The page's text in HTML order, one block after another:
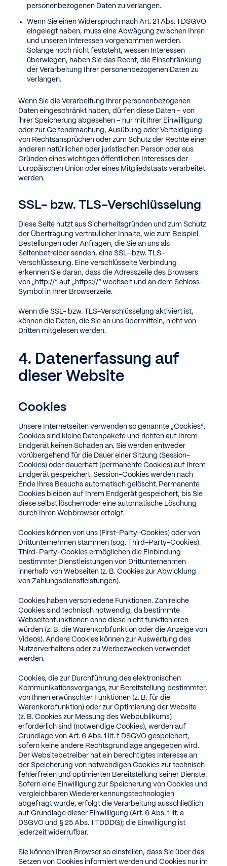
personenbezogenen Daten zu verlangen.
Wenn Sie einen Widerspruch nach Art. 21 Abs. 1 DSGVO
eingelegt haben, muss eine Abwägung zwischen Ihren
und unseren Interessen vorgenommen werden.
Solange noch nicht feststeht, wessen Interessen
überwiegen, haben Sie das Recht, die Einschränkung
der Verarbeitung Ihrer personenbezogenen Daten zu
verlangen.
Wenn Sie die Verarbeitung Ihrer personenbezogenen
Daten eingeschränkt haben, dürfen diese Daten – von
ihrer Speicherung abgesehen – nur mit Ihrer Einwilligung
oder zur Geltendmachung, Ausübung oder Verteidigung
von Rechtsansprüchen oder zum Schutz der Rechte einer
anderen natürlichen oder juristischen Person oder aus
Gründen eines wichtigen öffentlichen Interesses der
Europäischen Union oder eines Mitgliedstaats verarbeitet
werden.
SSL- bzw. TLS-Verschlüsselung
Diese Seite nutzt aus Sicherheitsgründen und zum Schutz
der Übertragung vertraulicher Inhalte, wie zum Beispiel
Bestellungen oder Anfragen, die Sie an uns als
Seitenbetreiber senden, eine SSL- bzw. TLS-
Verschlüsselung. Eine verschlüsselte Verbindung
erkennen Sie daran, dass die Adresszeile des Browsers
von „http://“ auf „https://“ wechselt und an dem Schloss-
Symbol in Ihrer Browserzeile.
Wenn die SSL- bzw. TLS-Verschlüsselung aktiviert ist,
können die Daten, die Sie an uns übermitteln, nicht von
Dritten mitgelesen werden.
4. Datenerfassung auf
dieser Website
Cookies
Unsere Internetseiten verwenden so genannte „Cookies“.
Cookies sind kleine Datenpakete und richten auf Ihrem
Endgerät keinen Schaden an. Sie werden entweder
vorübergehend für die Dauer einer Sitzung (Session-
Cookies) oder dauerhaft (permanente Cookies) auf Ihrem
Endgerät gespeichert. Session-Cookies werden nach
Ende Ihres Besuchs automatisch gelöscht. Permanente
Cookies bleiben auf Ihrem Endgerät gespeichert, bis Sie
diese selbst löschen oder eine automatische Löschung
durch Ihren Webbrowser erfolgt.
Cookies können von uns (First-Party-Cookies) oder von
Drittunternehmen stammen (sog. Third-Party-Cookies).
Third-Party-Cookies ermöglichen die Einbindung
bestimmter Dienstleistungen von Drittunternehmen
innerhalb von Webseiten (z. B. Cookies zur Abwicklung
von Zahlungsdienstleistungen).
Cookies haben verschiedene Funktionen. Zahlreiche
Cookies sind technisch notwendig, da bestimmte
Webseitenfunktionen ohne diese nicht funktionieren
würden (z. B. die Warenkorbfunktion oder die Anzeige von
Videos). Andere Cookies können zur Auswertung des
Nutzerverhaltens oder zu Werbezwecken verwendet
werden.
Cookies, die zur Durchführung des elektronischen
Kommunikationsvorgangs, zur Bereitstellung bestimmter,
von Ihnen erwünschter Funktionen (z. B. für die
Warenkorbfunktion) oder zur Optimierung der Website
(z. B. Cookies zur Messung des Webpublikums)
erforderlich sind (notwendige Cookies), werden auf
Grundlage von Art. 6 Abs. 1 lit. f DSGVO gespeichert,
sofern keine andere Rechtsgrundlage angegeben wird.
Der Websitebetreiber hat ein berechtigtes Interesse an
der Speicherung von notwendigen Cookies zur technisch
fehlerfreien und optimierten Bereitstellung seiner Dienste.
Sofern eine Einwilligung zur Speicherung von Cookies und
vergleichbaren Wiedererkennungstechnologien
abgefragt wurde, erfolgt die Verarbeitung ausschließlich
auf Grundlage dieser Einwilligung (Art. 6 Abs. 1 lit. a
DSGVO und § 25 Abs. 1 TDDDG); die Einwilligung ist
jederzeit widerrufbar.
Sie können Ihren Browser so einstellen, dass Sie über das
Setzen von Cookies informiert werden und Cookies nur im